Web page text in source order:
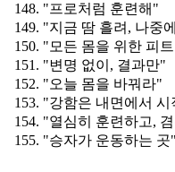
"프로처럼 훈련해"
"지금 땀 흘려, 나중
"모든 몸을 위한 피
"변명 없이, 결과만"
"오늘 몸을 바꿔라"
"강함은 내면에서 시
"열심히 훈련하고,
"승자가 운동하는 곳"